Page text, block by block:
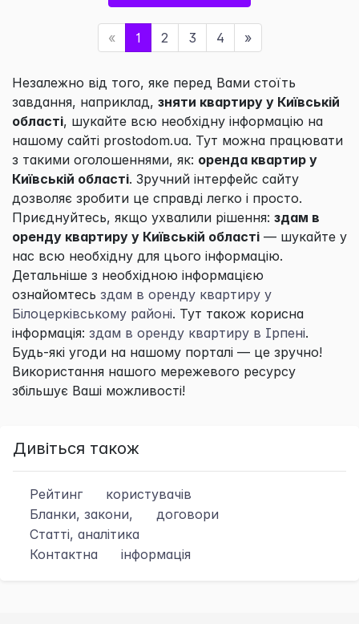
« 1 2 3 4 »
Незалежно від того, яке перед Вами стоїть
завдання, наприклад, зняти квартиру у Київській
області, шукайте всю необхідну інформацію на
нашому сайті prostodom.ua. Тут можна працювати
з такими оголошеннями, як: оренда квартир у
Київській області. Зручний інтерфейс сайту
дозволяє зробити це справді легко і просто.
Приєднуйтесь, якщо ухвалили рішення: здам в
оренду квартиру у Київській області — шукайте у
нас всю необхідну для цього інформацію.
Детальніше з необхідною інформацією
ознайомтесь здам в оренду квартиру у
Білоцерківському районі. Тут також корисна
інформація: здам в оренду квартиру в Ірпені.
Будь-які угоди на нашому порталі — це зручно!
Використання нашого мережевого ресурсу
збільшує Ваші можливості!
Дивіться також
Рейтинг
користувачів
Бланки, закони,
договори
Статті, аналітика
Контактна
інформація